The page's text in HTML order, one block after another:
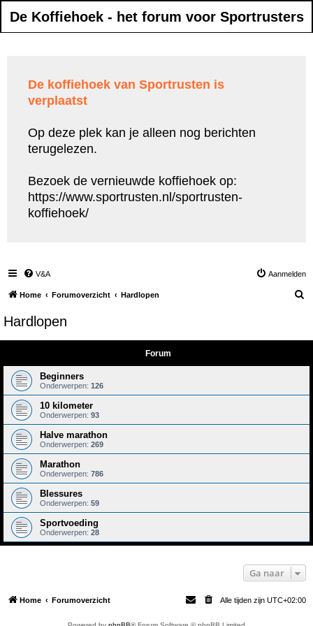
De Koffiehoek - het forum voor Sportrusters
De koffiehoek van Sportrusten is
verplaatst
Op deze plek kan je alleen nog berichten
terugelezen.
Bezoek de vernieuwde koffiehoek op:
https://www.sportrusten.nl/sportrusten-
koffiehoek/
V&A Aanmelden
Home Forumoverzicht Hardlopen
Hardlopen
Forum
Beginners
Onderwerpen: 126
10 kilometer
Onderwerpen: 93
Halve marathon
Onderwerpen: 269
Marathon
Onderwerpen: 786
Blessures
Onderwerpen: 59
Sportvoeding
Onderwerpen: 28
Ga naar
Home Forumoverzicht Alle tijden zijn UTC+02:00